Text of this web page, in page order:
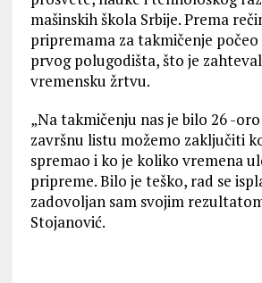
mašinskih škola Srbije. Prema
pripremama za takmičenje
prvog polugodišta, što je
vremensku žrtvu.
„Na takmičenju nas je bilo 26 -
završnu listu možemo zaključiti
spremao i ko je koliko vremena
pripreme. Bilo je teško, rad se
zadovoljan sam svojim
Stojanović.